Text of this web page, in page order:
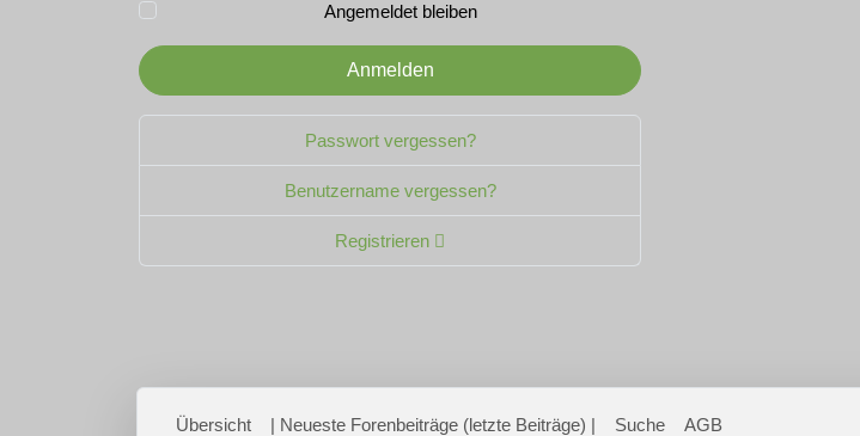
Angemeldet bleiben
Anmelden
Passwort vergessen?
Benutzername vergessen?
Registrieren
Übersicht | Neueste Forenbeiträge (letzte Beiträge) | Suche AGB